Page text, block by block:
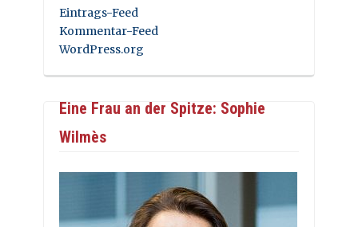
Eintrags-Feed
Kommentar-Feed
WordPress.org
Eine Frau an der Spitze: Sophie
Wilmès